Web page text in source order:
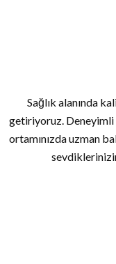
Sağlık alanında
getiriyoruz.
ortamınızda uzman